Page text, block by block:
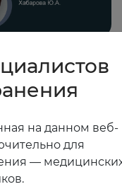
на данном веб-
для
—